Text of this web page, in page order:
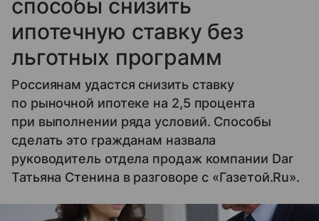
способы снизить
ипотечную ставку без
льготных программ
Россиянам удастся снизить ставку
по рыночной ипотеке на 2,5 процента
при выполнении ряда условий. Способы
сделать это гражданам назвала
руководитель отдела продаж компании Dar
Татьяна Стенина в разговоре с «Газетой.Ru».